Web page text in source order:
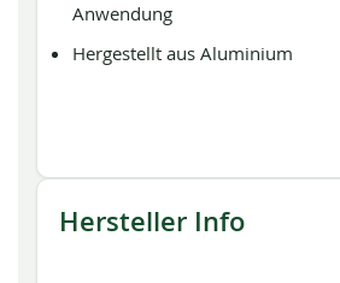
Anwendung
Hergestellt aus Aluminium
Hersteller Info